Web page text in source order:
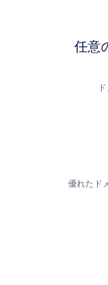
任意
優れたド